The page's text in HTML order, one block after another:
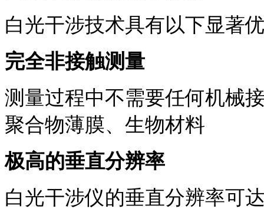
白光干涉技术具有以下显著
完全非接触测量
测量过程中不需要任何机械
聚合物薄膜、 生物材料
极高的垂直分辨率
白光干涉仪的垂直分辨率可